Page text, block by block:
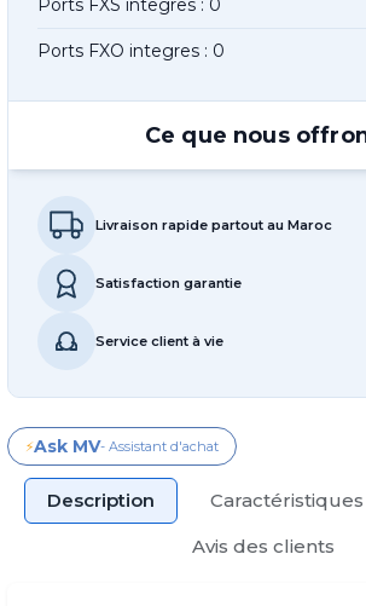
Ports FXS integres : 0
Ports FXO integres : 0
Ce que nous
Livraison rapide partout au Maroc
Satisfaction garantie
Service client à vie
⚡Ask MV- Assistant d'achat
Description
Avis des clients